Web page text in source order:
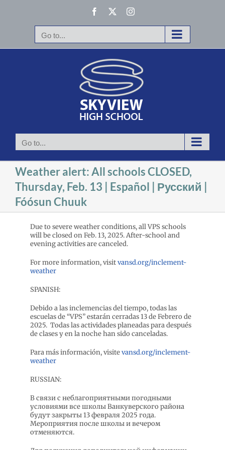
Facebook Instagram
Go to...
Go to...
Weather alert: All schools CLOSED,
Thursday, Feb. 13 | Español | Русский |
Fóósun Chuuk
Due to severe weather conditions, all VPS schools
will be closed on Feb. 13, 2025. After-school and
evening activities are canceled.
For more information, visitvansd.org/inclement-
weather
SPANISH:
Debido a las inclemencias del tiempo, todas las
escuelas de “VPS” estarán cerradas 13 de Febrero de
2025. Todas las actividades planeadas para después
de clases y en la noche han sido canceladas.
Para más información, visitevansd.org/inclement-
weather
RUSSIAN:
В связи с неблагоприятными погодными
условиями все школы Ванкуверского района
будут закрыты 13 февраля 2025 года.
Мероприятия после школы и вечером
отменяются.